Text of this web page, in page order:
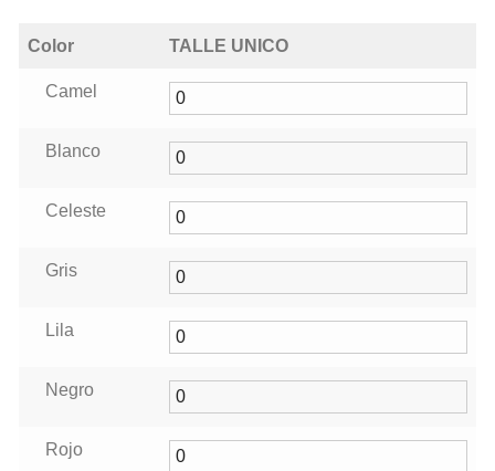
Color TALLE UNICO
Camel
Blanco
Celeste
Gris
Lila
Negro
Rojo